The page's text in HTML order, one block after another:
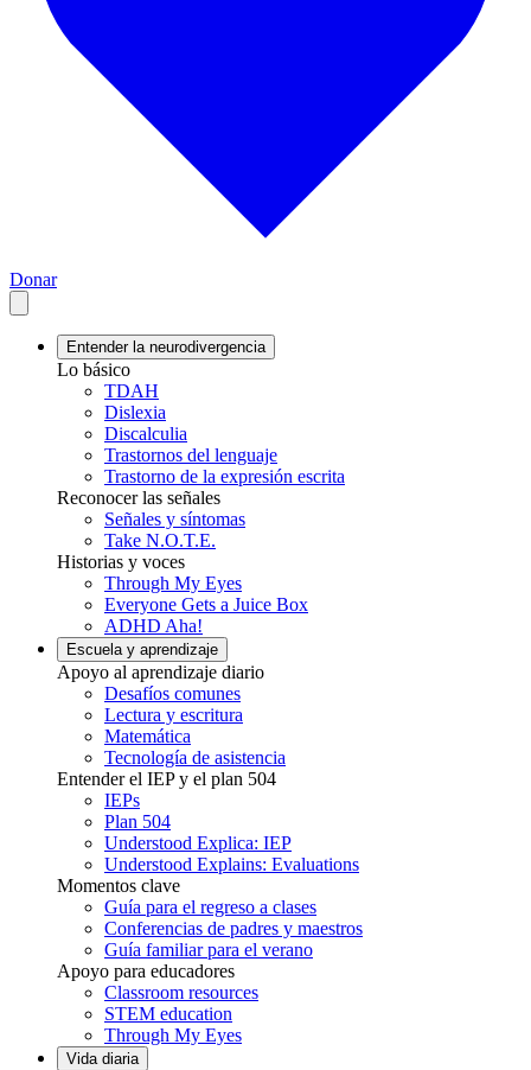
Donar
Entender la neurodivergencia
Lo básico
TDAH
Dislexia
Discalculia
Trastornos del lenguaje
Trastorno de la expresión escrita
Reconocer las señales
Señales y síntomas
Take N.O.T.E.
Historias y voces
Through My Eyes
Everyone Gets a Juice Box
ADHD Aha!
Escuela y aprendizaje
Apoyo al aprendizaje diario
Desafíos comunes
Lectura y escritura
Matemática
Tecnología de asistencia
Entender el IEP y el plan 504
IEPs
Plan 504
Understood Explica: IEP
Understood Explains: Evaluations
Momentos clave
Guía para el regreso a clases
Conferencias de padres y maestros
Guía familiar para el verano
Apoyo para educadores
Classroom resources
STEM education
Through My Eyes
Vida diaria